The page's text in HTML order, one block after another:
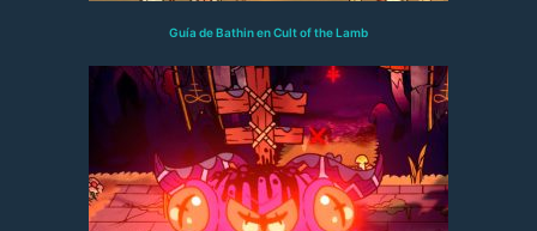
Guía de Bathin en Cult of the Lamb